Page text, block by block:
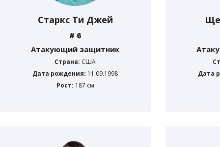
Старкс Ти Джей
# 6
Атакующий защитник
Страна: США
Дата рождения: 11.09.1998
Рост: 187 см
Дата